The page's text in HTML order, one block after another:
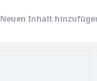
Neuen Inhalt